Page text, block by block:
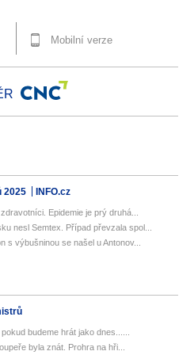
Mobilní verze
2025 INFO.cz
Epidemie je prý druhá...
nesl Semtex. Případ převzala spol...
výbušninou se našel u Antonov...
budeme hrát jako dnes......
byla znát. Prohra na hři...